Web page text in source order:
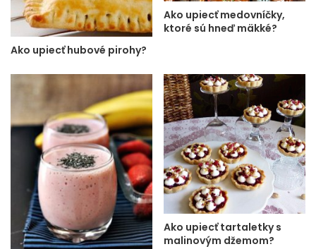
Ako upiecť hubové pirohy?
Ako upiecť medovníčky,
ktoré sú hneď mäkké?
Ako upiecť tartaletky s
malinovým džemom?